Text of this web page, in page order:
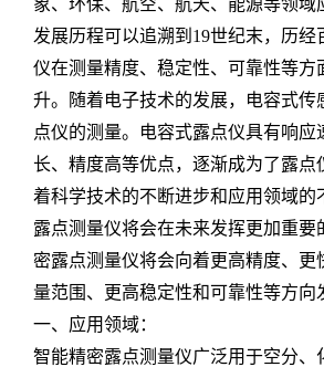
发展历程可以追溯到19世纪末，历经
仪在测量精度、稳定性、可靠性等方
升。随着电子技术的发展，电容式传
点仪的测量。电容式露点仪具有响应
长、精度高等优点，逐渐成为了露点
着科学技术的不断进步和应用领域的
露点测量仪将会在未来发挥更加重要
密露点测量仪将会向着更高精度、更
量范围、更高稳定性和可靠性等方向
一、应用领域：
智能精密露点测量仪广泛用于空分、